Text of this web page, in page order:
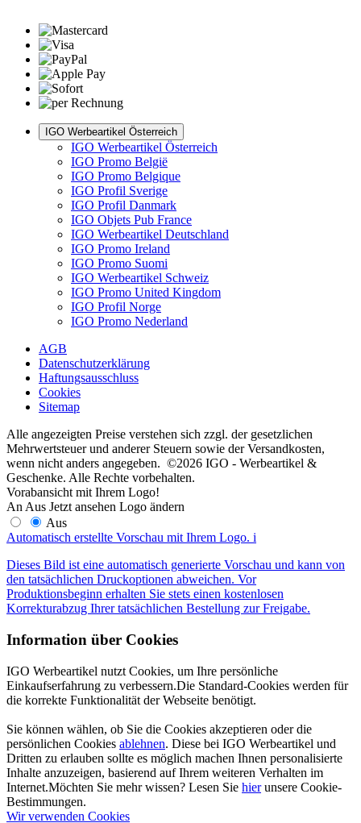
IGO Werbeartikel Österreich
IGO Werbeartikel Österreich
IGO Promo België
IGO Promo Belgique
IGO Profil Sverige
IGO Profil Danmark
IGO Objets Pub France
IGO Werbeartikel Deutschland
IGO Promo Ireland
IGO Promo Suomi
IGO Werbeartikel Schweiz
IGO Promo United Kingdom
IGO Profil Norge
IGO Promo Nederland
AGB
Datenschutzerklärung
Haftungsausschluss
Cookies
Sitemap
Alle angezeigten Preise verstehen sich zzgl. der gesetzlichen
Mehrwertsteuer und anderer Steuern sowie der Versandkosten,
wenn nicht anders angegeben. ©2026 IGO - Werbeartikel &
Geschenke. Alle Rechte vorbehalten.
Vorabansicht mit Ihrem Logo!
An Aus Jetzt ansehen Logo ändern
Aus
Automatisch erstellte Vorschau mit Ihrem Logo. i
Dieses Bild ist eine automatisch generierte Vorschau und kann von
den tatsächlichen Druckoptionen abweichen. Vor
Produktionsbeginn erhalten Sie stets einen kostenlosen
Korrekturabzug Ihrer tatsächlichen Bestellung zur Freigabe.
Information über Cookies
IGO Werbeartikel nutzt Cookies, um Ihre persönliche
Einkaufserfahrung zu verbessern.Die Standard-Cookies werden für
die korrekte Funktionalität der Webseite benötigt.
Sie können wählen, ob Sie die Cookies akzeptieren oder die
persönlichen Cookies ablehnen. Diese bei IGO Werbeartikel und
Dritten zu erlauben sollte es möglich machen Ihnen personalisierte
Inhalte anzuzeigen, basierend auf Ihrem weiteren Verhalten im
Internet.Möchten Sie mehr wissen? Lesen Sie hierunsere Cookie-
Bestimmungen.
Wir verwenden Cookies